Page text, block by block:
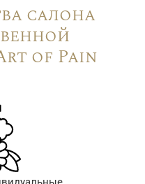
салона
of Pain